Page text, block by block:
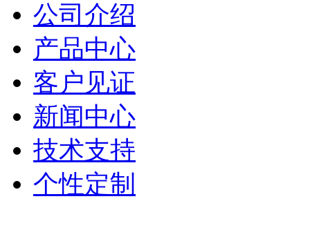
公司介绍
产品中心
客户见证
新闻中心
技术支持
个性定制